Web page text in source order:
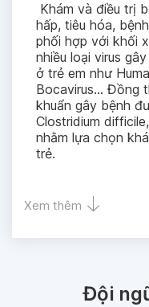
Khám và điều trị
hấp, tiêu hóa,
phối hợp với khối
nhiều loại virus
ở trẻ em như
Bocavirus... Đồng
khuẩn gây bệnh
Clostridium
nhằm lựa chọn
trẻ.
Xem thêm
Đội